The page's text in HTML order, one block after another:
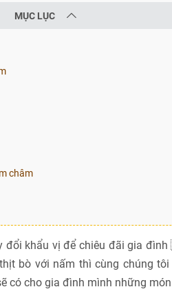
MỤC LỤC
châm
đổi khẩu vị để chiêu đãi gia
bò với nấm thì cùng chúng
có cho gia đình mình những